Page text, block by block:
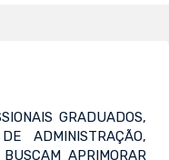
GRADUADOS,
ADMINISTRAÇÃO,
APRIMORAR